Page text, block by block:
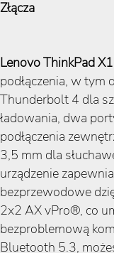
Złącza
Lenovo ThinkPad
podłączenia, w tym
Thunderbolt 4 dla
ładowania, dwa
podłączenia
3,5 mm dla
urządzenie
bezprzewodowe
2x2 AX vPro®, co
bezproblemową
Bluetooth 5.3,